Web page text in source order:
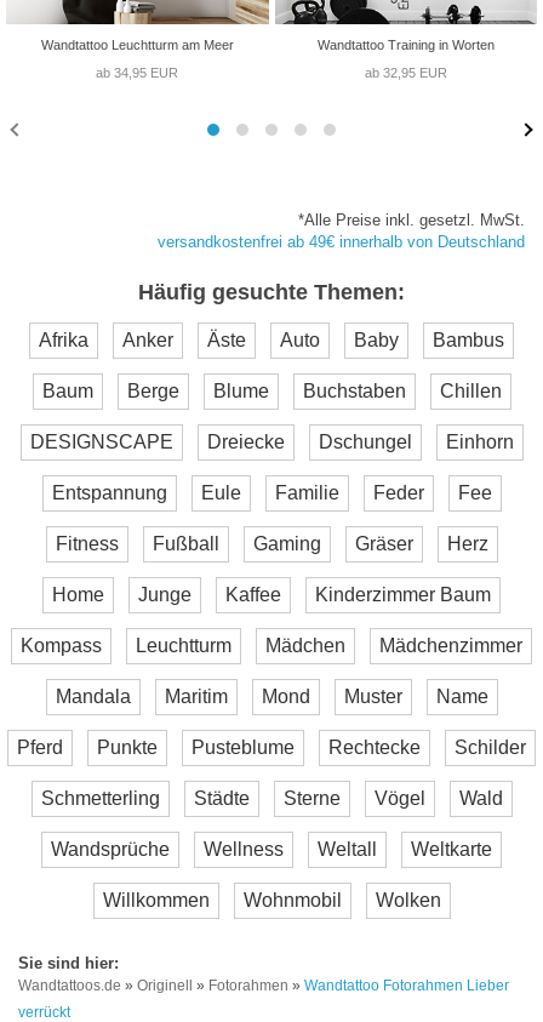
Wandtattoo Leuchtturm am Meer
ab 34,95 EUR
Wandtattoo Training in Worten
ab 32,95 EUR
*Alle Preise inkl. gesetzl. MwSt.
versandkostenfrei ab 49€ innerhalb von Deutschland
Häufig gesuchte Themen:
Afrika Anker Äste Auto Baby Bambus
Baum Berge Blume Buchstaben Chillen
DESIGNSCAPE Dreiecke Dschungel Einhorn
Entspannung Eule Familie Feder Fee
Fitness Fußball Gaming Gräser Herz
Home Junge Kaffee Kinderzimmer Baum
Kompass Leuchtturm Mädchen Mädchenzimmer
Mandala Maritim Mond Muster Name
Pferd Punkte Pusteblume Rechtecke Schilder
Schmetterling Städte Sterne Vögel Wald
Wandsprüche Wellness Weltall Weltkarte
Willkommen Wohnmobil Wolken
Wandtattoos.de » Originell » Fotorahmen » Wandtattoo Fotorahmen Lieber
verrückt